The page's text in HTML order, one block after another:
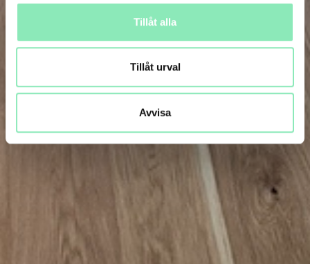
Tillåt alla
Tillåt urval
Avvisa